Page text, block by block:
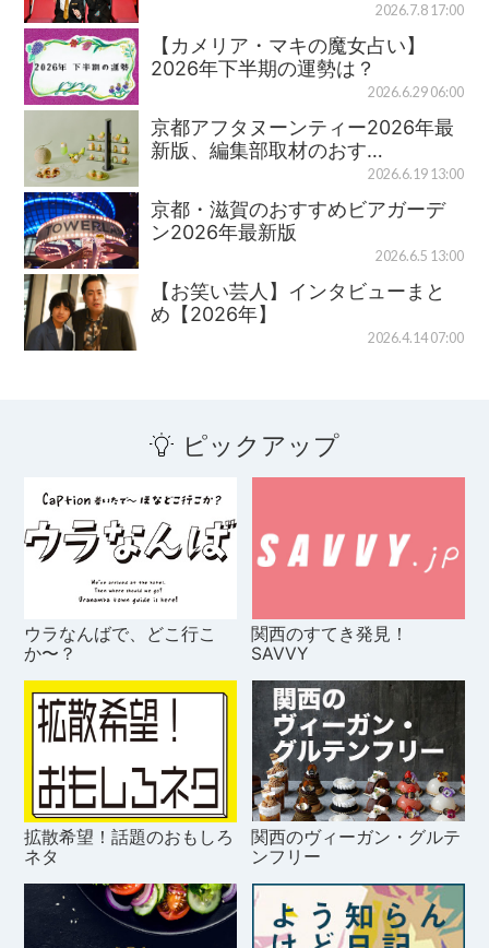
2026.7.8 17:00
【カメリア・マキの魔女占い】
2026年下半期の運勢は？
2026.6.29 06:00
京都アフタヌーンティー2026年最
新版、編集部取材のおす…
2026.6.19 13:00
京都・滋賀のおすすめビアガーデ
ン2026年最新版
2026.6.5 13:00
【お笑い芸人】インタビューまと
め【2026年】
2026.4.14 07:00
ピックアップ
ウラなんばで、どこ行こ
か〜？
関西のすてき発見！
SAVVY
拡散希望！話題のおもしろ
ネタ
関西のヴィーガン・グルテ
ンフリー